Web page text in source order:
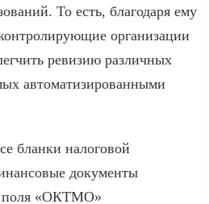
То есть, благодаря ему
организации
ревизию различных
автоматизированными
бланки налоговой
документы
поля «ОКТМО»